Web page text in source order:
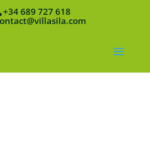
+34 689 727 618